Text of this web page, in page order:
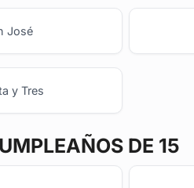
José
y Tres
DE 15